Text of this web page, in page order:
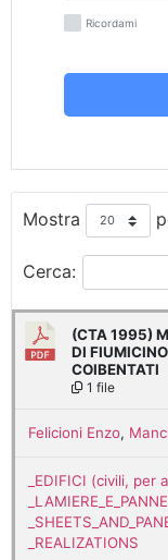
Ricordami
Mostra
Cerca:
(CTA 1995)
DI
COIBENTATI
1 file
Felicioni Enzo,
_EDIFICI (civili,
_REALIZATIONS